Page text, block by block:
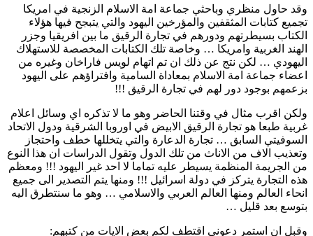
وقد حاول منظري وباحثي جماعة امة الاسلام الزنجية في امريكا
تجميع كتابات المثقفين والمؤرخين اليهود والتي يتبجح فيها هؤلاء
الكتاب بسيطرتهم ودورهم في تجارة الرقيق ما بين افريقيا وجزر
الهند الغربية وامريكا … وخاصة تلك الكتابات المخصصة للاستهلاك
اليهودي … لكن نتج عن ذلك ان تم اتهام لويس فاراخان وغيره من
اعضاء جماعة امة الاسلام بمعاداة السامية وافتراؤهم على اليهود
بزعمهم بوجود دور لهم في تجارة الرقيق !!!
ولكن اقرب مثال في وقتنا الحاضر وهو ما لا تذكره اي وسائل اعلام
غربية طبعا هو تجارة الرقيق الابيض في اوروبا الشرقية ودول الاتحاد
السوفيتي السابق … تجارة الدعارة والتي يتخللها خطف واحتجاز
وتعذيب الاف من الاناث من تلك الدول وتقول الدراسات ان هذا النوع
من الجريمة المنظمة يسيطر عليه تماما لا احد غير اليهود !!! ومعظم
هذه التجارة يتركز في دولة اسرائيل !!! ومنها يتم التصدير الى جميع
انحاء العالم ومنها العالم العربي والاسلامي … وهو ما سنتطرق اليه
بتوسع بعد قليل …
وقبل ان استمر دعوني اقتطف لكم بعض الايات من كتبهم: